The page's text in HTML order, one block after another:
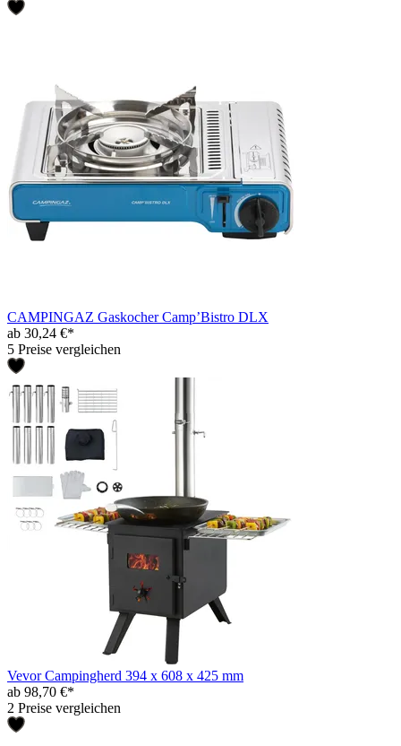
CAMPINGAZ Gaskocher Camp’Bistro DLX
ab 30,24 €*
5 Preise vergleichen
Vevor Campingherd 394 x 608 x 425 mm
ab 98,70 €*
2 Preise vergleichen